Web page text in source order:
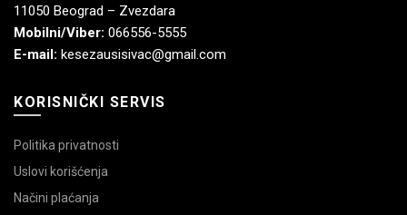
11050 Beograd – Zvezdara
Mobilni/Viber: 066556-5555
E-mail: kesezausisivac@gmail.com
KORISNIČKI SERVIS
Politika privatnosti
Uslovi korišćenja
Načini plaćanja